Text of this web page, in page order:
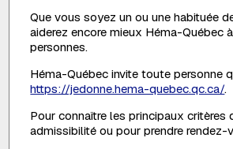
Que vous soyez un ou une habituée
aiderez encore mieux Héma-Québec
personnes.
Héma-Québec invite toute personne
https://jedonne.hema-quebec.qc.ca/.
Pour connaître les principaux
admissibilité ou pour prendre